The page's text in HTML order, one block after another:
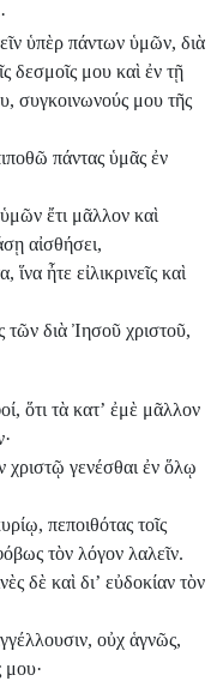
ὑπὲρ πάντων ὑμῶν, διὰ
δεσμοῖς μου καὶ ἐν τῇ
συγκοινωνούς μου τῆς
πάντας ὑμᾶς ἐν
ἔτι μᾶλλον καὶ
αἰσθήσει,
ἵνα ἦτε εἰλικρινεῖς καὶ
τῶν διὰ Ἰησοῦ χριστοῦ,
ὅτι τὰ κατʼ ἐμὲ μᾶλλον
γενέσθαι ἐν ὅλῳ
πεποιθότας τοῖς
τὸν λόγον λαλεῖν.
δὲ καὶ διʼ εὐδοκίαν τὸν
οὐχ ἁγνῶς,
μου·